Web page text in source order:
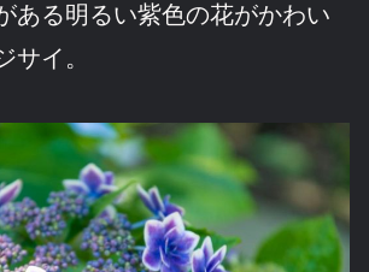
ある明るい紫色の花がかわい
サイ。